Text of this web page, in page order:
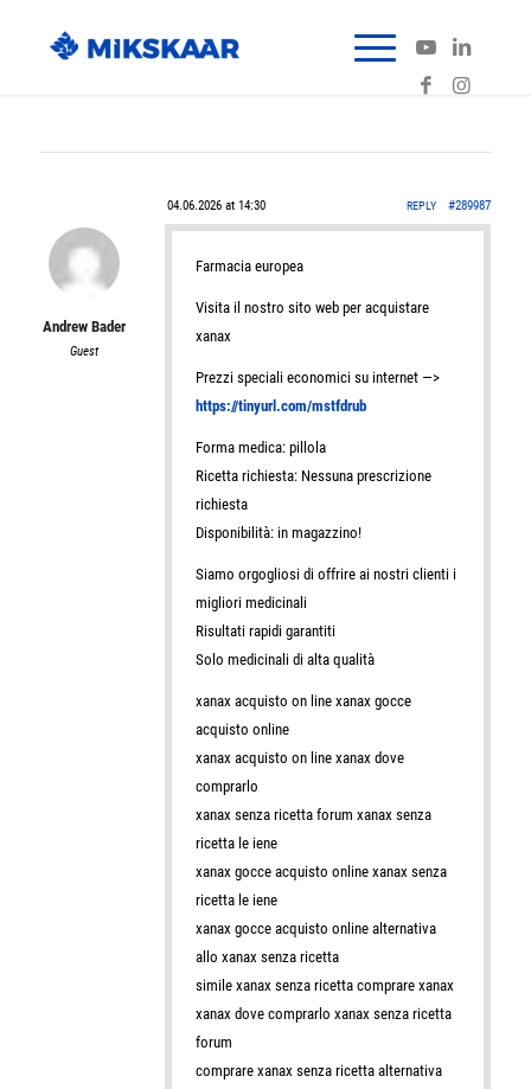
04.06.2026 at 14:30 #289987
REPLY
Andrew Bader
Guest
Farmacia europea
Visita il nostro sito web per acquistare
xanax
Prezzi speciali economici su internet —>
https://tinyurl.com/mstfdrub
Forma medica: pillola
Ricetta richiesta: Nessuna prescrizione
richiesta
Disponibilità: in magazzino!
Siamo orgogliosi di offrire ai nostri clienti i
migliori medicinali
Risultati rapidi garantiti
Solo medicinali di alta qualità
xanax acquisto on line xanax gocce
acquisto online
xanax acquisto on line xanax dove
comprarlo
xanax senza ricetta forum xanax senza
ricetta le iene
xanax gocce acquisto online xanax senza
ricetta le iene
xanax gocce acquisto online alternativa
allo xanax senza ricetta
simile xanax senza ricetta comprare xanax
xanax dove comprarlo xanax senza ricetta
forum
comprare xanax senza ricetta alternativa